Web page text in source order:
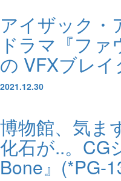
アイザック・
ドラマ『ファ
の VFXブレ
2021.12.30
博物館、気ま
化石が..。CG
Bone』(*PG-